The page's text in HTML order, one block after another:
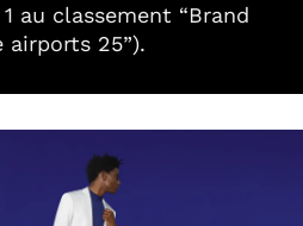
au classement “Brand
airports 25”).